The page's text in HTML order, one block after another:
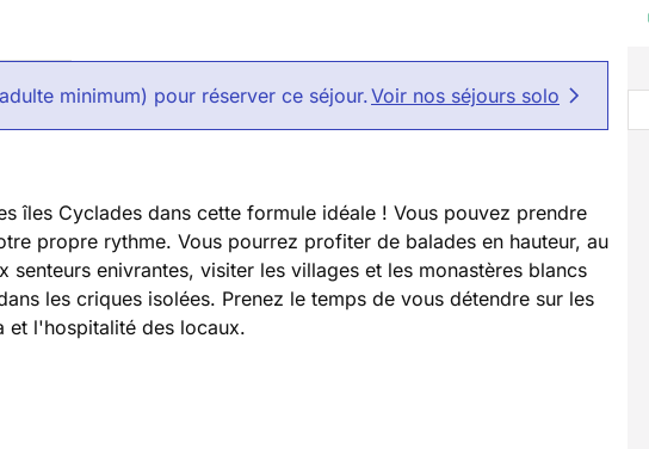
minimum) pour réserver ce séjour.Voir nos séjours solo
îles Cyclades dans cette formule idéale ! Vous pouvez prendre
propre rythme. Vous pourrez profiter de balades en hauteur, au
senteurs enivrantes, visiter les villages et les monastères blancs
les criques isolées. Prenez le temps de vous détendre sur les
et l'hospitalité des locaux.